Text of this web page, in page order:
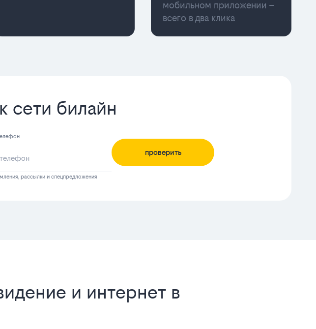
мобильном приложении –
всего в два клика
сети билайн
проверить
рассылки и спецпредложения
и интернет в